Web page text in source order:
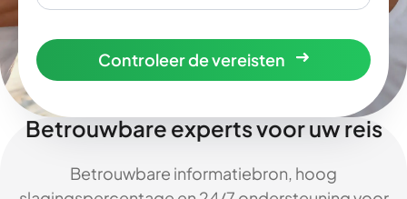
Controleer de vereisten
Betrouwbare experts voor uw reis
Betrouwbare informatiebron, hoog